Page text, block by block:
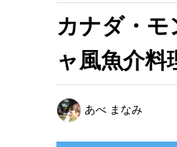
カナダ・
ャ風魚介料
あべ まなみ